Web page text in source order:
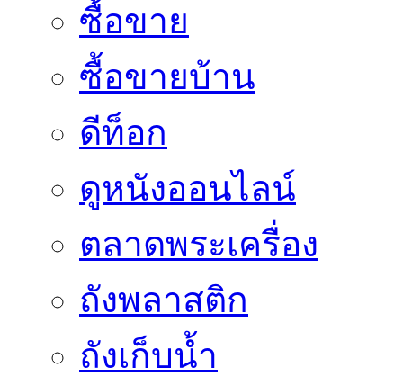
ซื้อขาย
ซื้อขายบ้าน
ดีท็อก
ดูหนังออนไลน์
ตลาดพระเครื่อง
ถังพลาสติก
ถังเก็บน้ำ